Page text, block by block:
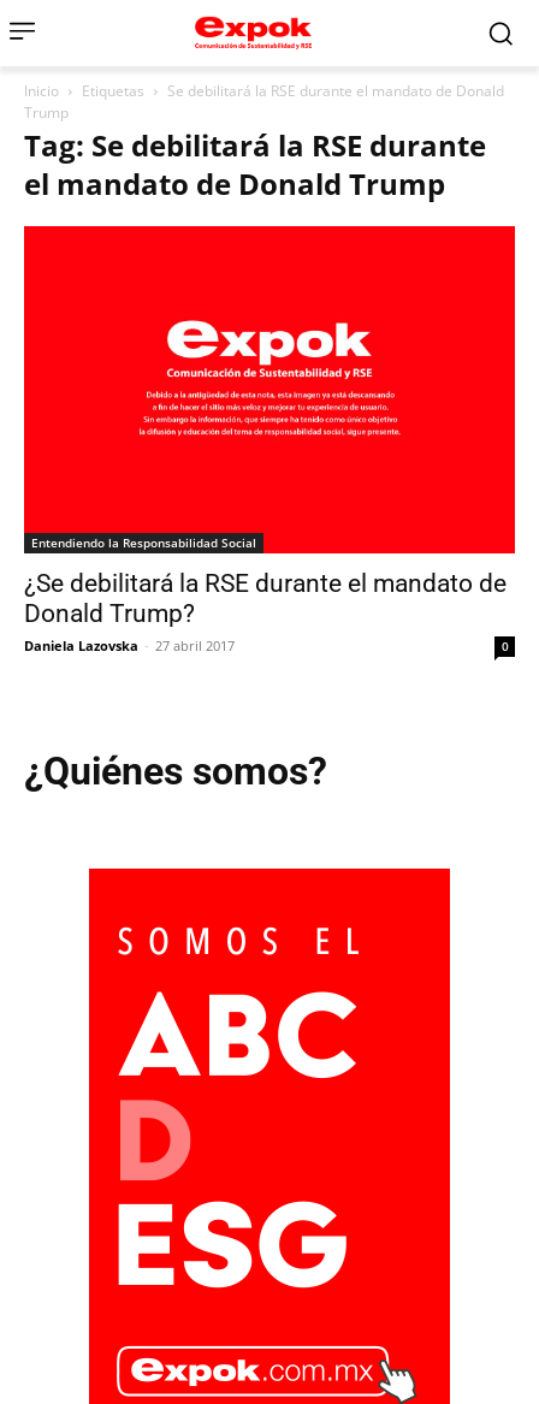
Inicio Etiquetas
Se debilitará la RSE durante el mandato de Donald
Trump
Tag: Se debilitará la RSE durante
el mandato de Donald Trump
Entendiendo la Responsabilidad Social
¿Se debilitará la RSE durante el mandato de
Donald Trump?
Daniela Lazovska - 27 abril 2017 0
¿Quiénes somos?